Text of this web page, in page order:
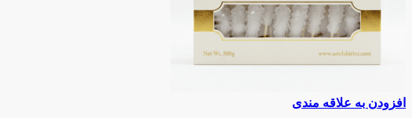
محصول ۰ تومان
افزودن به علاقه مندی